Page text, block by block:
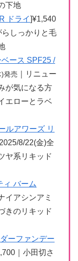
下地
ドライ]¥1,540
らしっかりと毛
ース SPF25 /
発売 ｜リニュー
が気になる方
エローとラベ
ルアワーズ リ
8/22(金)全
ヤ系リキッド
ィ バーム
イアシンアミ
きのリキッド
ーファンデー
｜小田切さ